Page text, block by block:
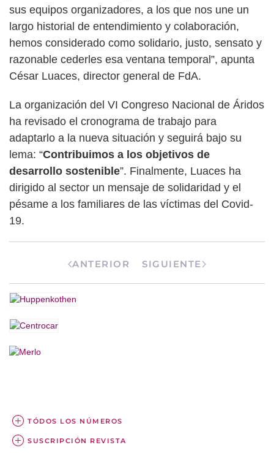
sus equipos organizadores, a los que nos une un
largo historial de entendimiento y colaboración,
hemos considerado como solidario, justo, sensato y
razonable cederles esa ventana temporal”, apunta
César Luaces, director general de FdA.
La organización del VI Congreso Nacional de Áridos
ha revisado el cronograma de trabajo para
adaptarlo a la nueva situación y seguirá bajo su
lema: “Contribuimos a los objetivos de
desarrollo sostenible”. Finalmente, Luaces ha
dirigido al sector un mensaje de solidaridad y el
pésame a los familiares de las víctimas del Covid-
19.
ANTERIOR SIGUIENTE
TÓDOS LOS NÚMEROS
SUSCRIPCIÓN REVISTA